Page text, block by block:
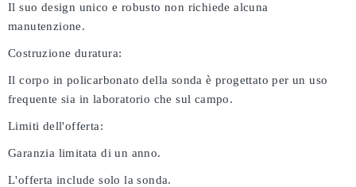
Il suo design unico e robusto non richiede alcuna
manutenzione.
Costruzione duratura:
Il corpo in policarbonato della sonda è progettato per un uso
frequente sia in laboratorio che sul campo.
Limiti dell'offerta:
Garanzia limitata di un anno.
L'offerta include solo la sonda.